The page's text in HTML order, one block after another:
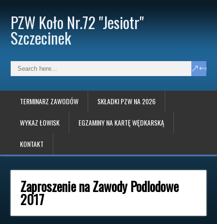
PZW Koło Nr.72 "Jesiotr"
Szczecinek
TERMINARZ ZAWODÓW SKŁADKI PZW NA 2026
WYKAZ ŁOWISK EGZAMINY NA KARTĘ WĘDKARSKĄ
KONTAKT
Zaproszenie na Zawody Podlodowe
2017